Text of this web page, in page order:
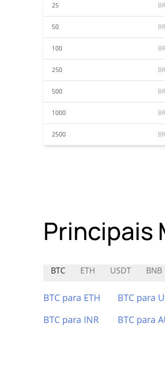
25
50
100
250
500
1000
2500
Principais
BTC ETH USDT BNB
BTC para ETH BTC para
BTC para INR
BTC para